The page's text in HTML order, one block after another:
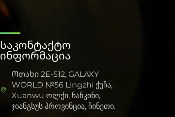
Საკონტაქტო
ინფორმაცია
Ოთახი 2E-512, GALAXY
WORLD №56 Lingzhi ქუჩა,
Xuanwu ოლქი, ნანკინი,
ჯიანგსუს პროვინცია, ჩინეთი.